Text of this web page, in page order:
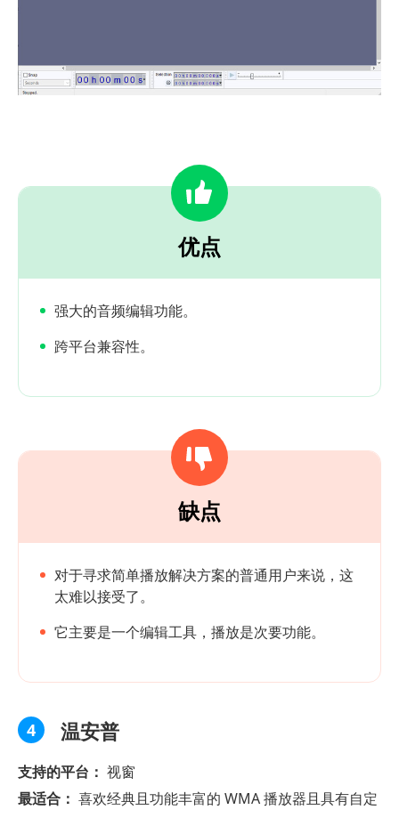
优点
强大的音频编辑功能。
跨平台兼容性。
缺点
对于寻求简单播放解决方案的普通用户来说，这
太难以接受了。
它主要是一个编辑工具，播放是次要功能。
4 温安普
支持的平台： 视窗
最适合： 喜欢经典且功能丰富的 WMA 播放器且具有自定